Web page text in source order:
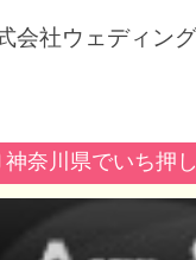
会社ウェディン
神奈川県でいち押